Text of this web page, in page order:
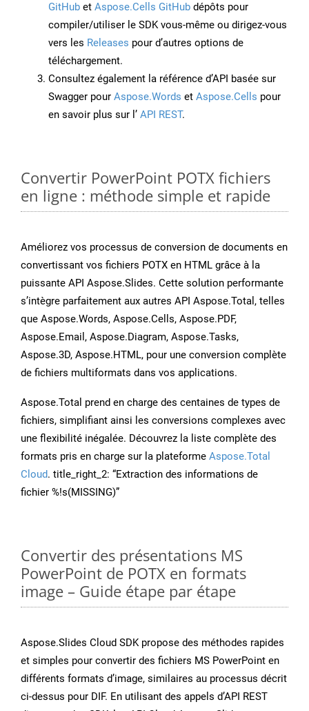
GitHub et Aspose.Cells GitHub dépôts pour
compiler/utiliser le SDK vous-même ou dirigez-vous
vers les Releases pour d’autres options de
téléchargement.
Consultez également la référence d’API basée sur
Swagger pour Aspose.Words et Aspose.Cells pour
en savoir plus sur l’ API REST.
Convertir PowerPoint POTX fichiers
en ligne : méthode simple et rapide
Améliorez vos processus de conversion de documents en
convertissant vos fichiers POTX en HTML grâce à la
puissante API Aspose.Slides. Cette solution performante
s’intègre parfaitement aux autres API Aspose.Total, telles
que Aspose.Words, Aspose.Cells, Aspose.PDF,
Aspose.Email, Aspose.Diagram, Aspose.Tasks,
Aspose.3D, Aspose.HTML, pour une conversion complète
de fichiers multiformats dans vos applications.
Aspose.Total prend en charge des centaines de types de
fichiers, simplifiant ainsi les conversions complexes avec
une flexibilité inégalée. Découvrez la liste complète des
formats pris en charge sur la plateforme Aspose.Total
Cloud. title_right_2: “Extraction des informations de
fichier %!s(MISSING)”
Convertir des présentations MS
PowerPoint de POTX en formats
image – Guide étape par étape
Aspose.Slides Cloud SDK propose des méthodes rapides
et simples pour convertir des fichiers MS PowerPoint en
différents formats d’image, similaires au processus décrit
ci-dessus pour DIF. En utilisant des appels d’API REST